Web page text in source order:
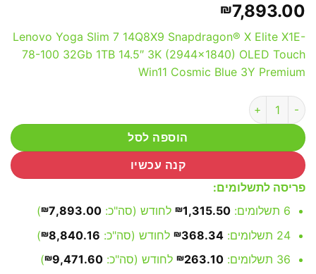
₪7,893.00
Lenovo Yoga Slim 7 14Q8X9 Snapdragon® X Elite X1E-
78-100 32Gb 1TB 14.5″ 3K (2944×1840) OLED Touch
Win11 Cosmic Blue 3Y Premium
כמות של Lenovo Yoga Slim 7 14Q8X9 - 83ED003EIV
הוספה לסל
קנה עכשיו
פריסה לתשלומים:
6 תשלומים:
₪1,315.50 לחודש (סה"כ: ₪7,893.00
)
24 תשלומים:
₪368.34 לחודש (סה"כ: ₪8,840.16
)
36 תשלומים:
₪263.10 לחודש (סה"כ: ₪9,471.60
)